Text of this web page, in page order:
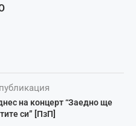
на концерт “Заедно ще
си” [ПзП]